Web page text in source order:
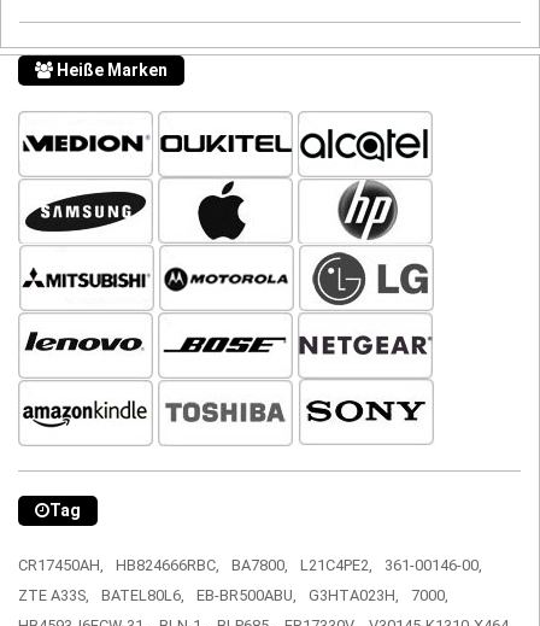
Heiße Marken
Tag
CR17450AH, HB824666RBC, BA7800, L21C4PE2,
361-00146-00,
ZTE A33S,
BATEL80L6, EB-BR500ABU, G3HTA023H,
7000,